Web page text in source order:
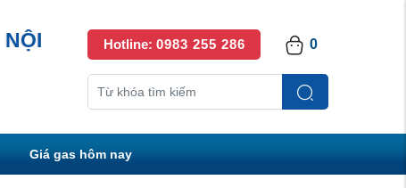
Hotline: 0983 255 286 0
Giá gas hôm nay